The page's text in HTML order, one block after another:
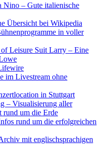
Nino – Gute italienische
Übersicht bei Wikipedia
in voller
Leisure Suit Larry – Eine
im Livestream ohne
in Stuttgart
– Visualisierung aller
rund um die Erde
rund um die erfolgreichen
mit englischsprachigen